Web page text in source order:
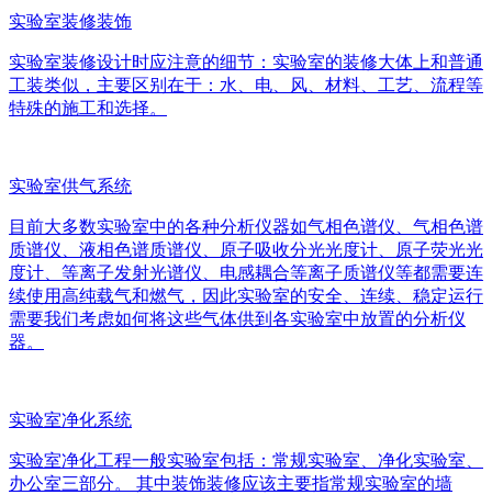
实验室装修装饰
实验室装修设计时应注意的细节：实验室的装修大体上和普通
工装类似，主要区别在于：水、电、风、材料、工艺、流程等
特殊的施工和选择。
实验室供气系统
目前大多数实验室中的各种分析仪器如气相色谱仪、气相色谱
质谱仪、液相色谱质谱仪、原子吸收分光光度计、原子荧光光
度计、等离子发射光谱仪、电感耦合等离子质谱仪等都需要连
续使用高纯载气和燃气，因此实验室的安全、连续、稳定运行
需要我们考虑如何将这些气体供到各实验室中放置的分析仪
器。
实验室净化系统
实验室净化工程一般实验室包括：常规实验室、净化实验室、
办公室三部分。 其中装饰装修应该主要指常规实验室的墙